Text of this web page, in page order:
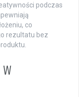
podczas
co
rezultatu bez